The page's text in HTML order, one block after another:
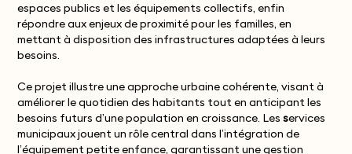
espaces publics et les équipements collectifs, enfin
répondre aux enjeux de proximité pour les familles, en
mettant à disposition des infrastructures adaptées à leurs
besoins.
Ce projet illustre une approche urbaine cohérente, visant à
améliorer le quotidien des habitants tout en anticipant les
besoins futurs d’une population en croissance. Lesservices
municipaux jouent un rôle central dans l’intégration de
l’équipement petite enfance, garantissant une gestion